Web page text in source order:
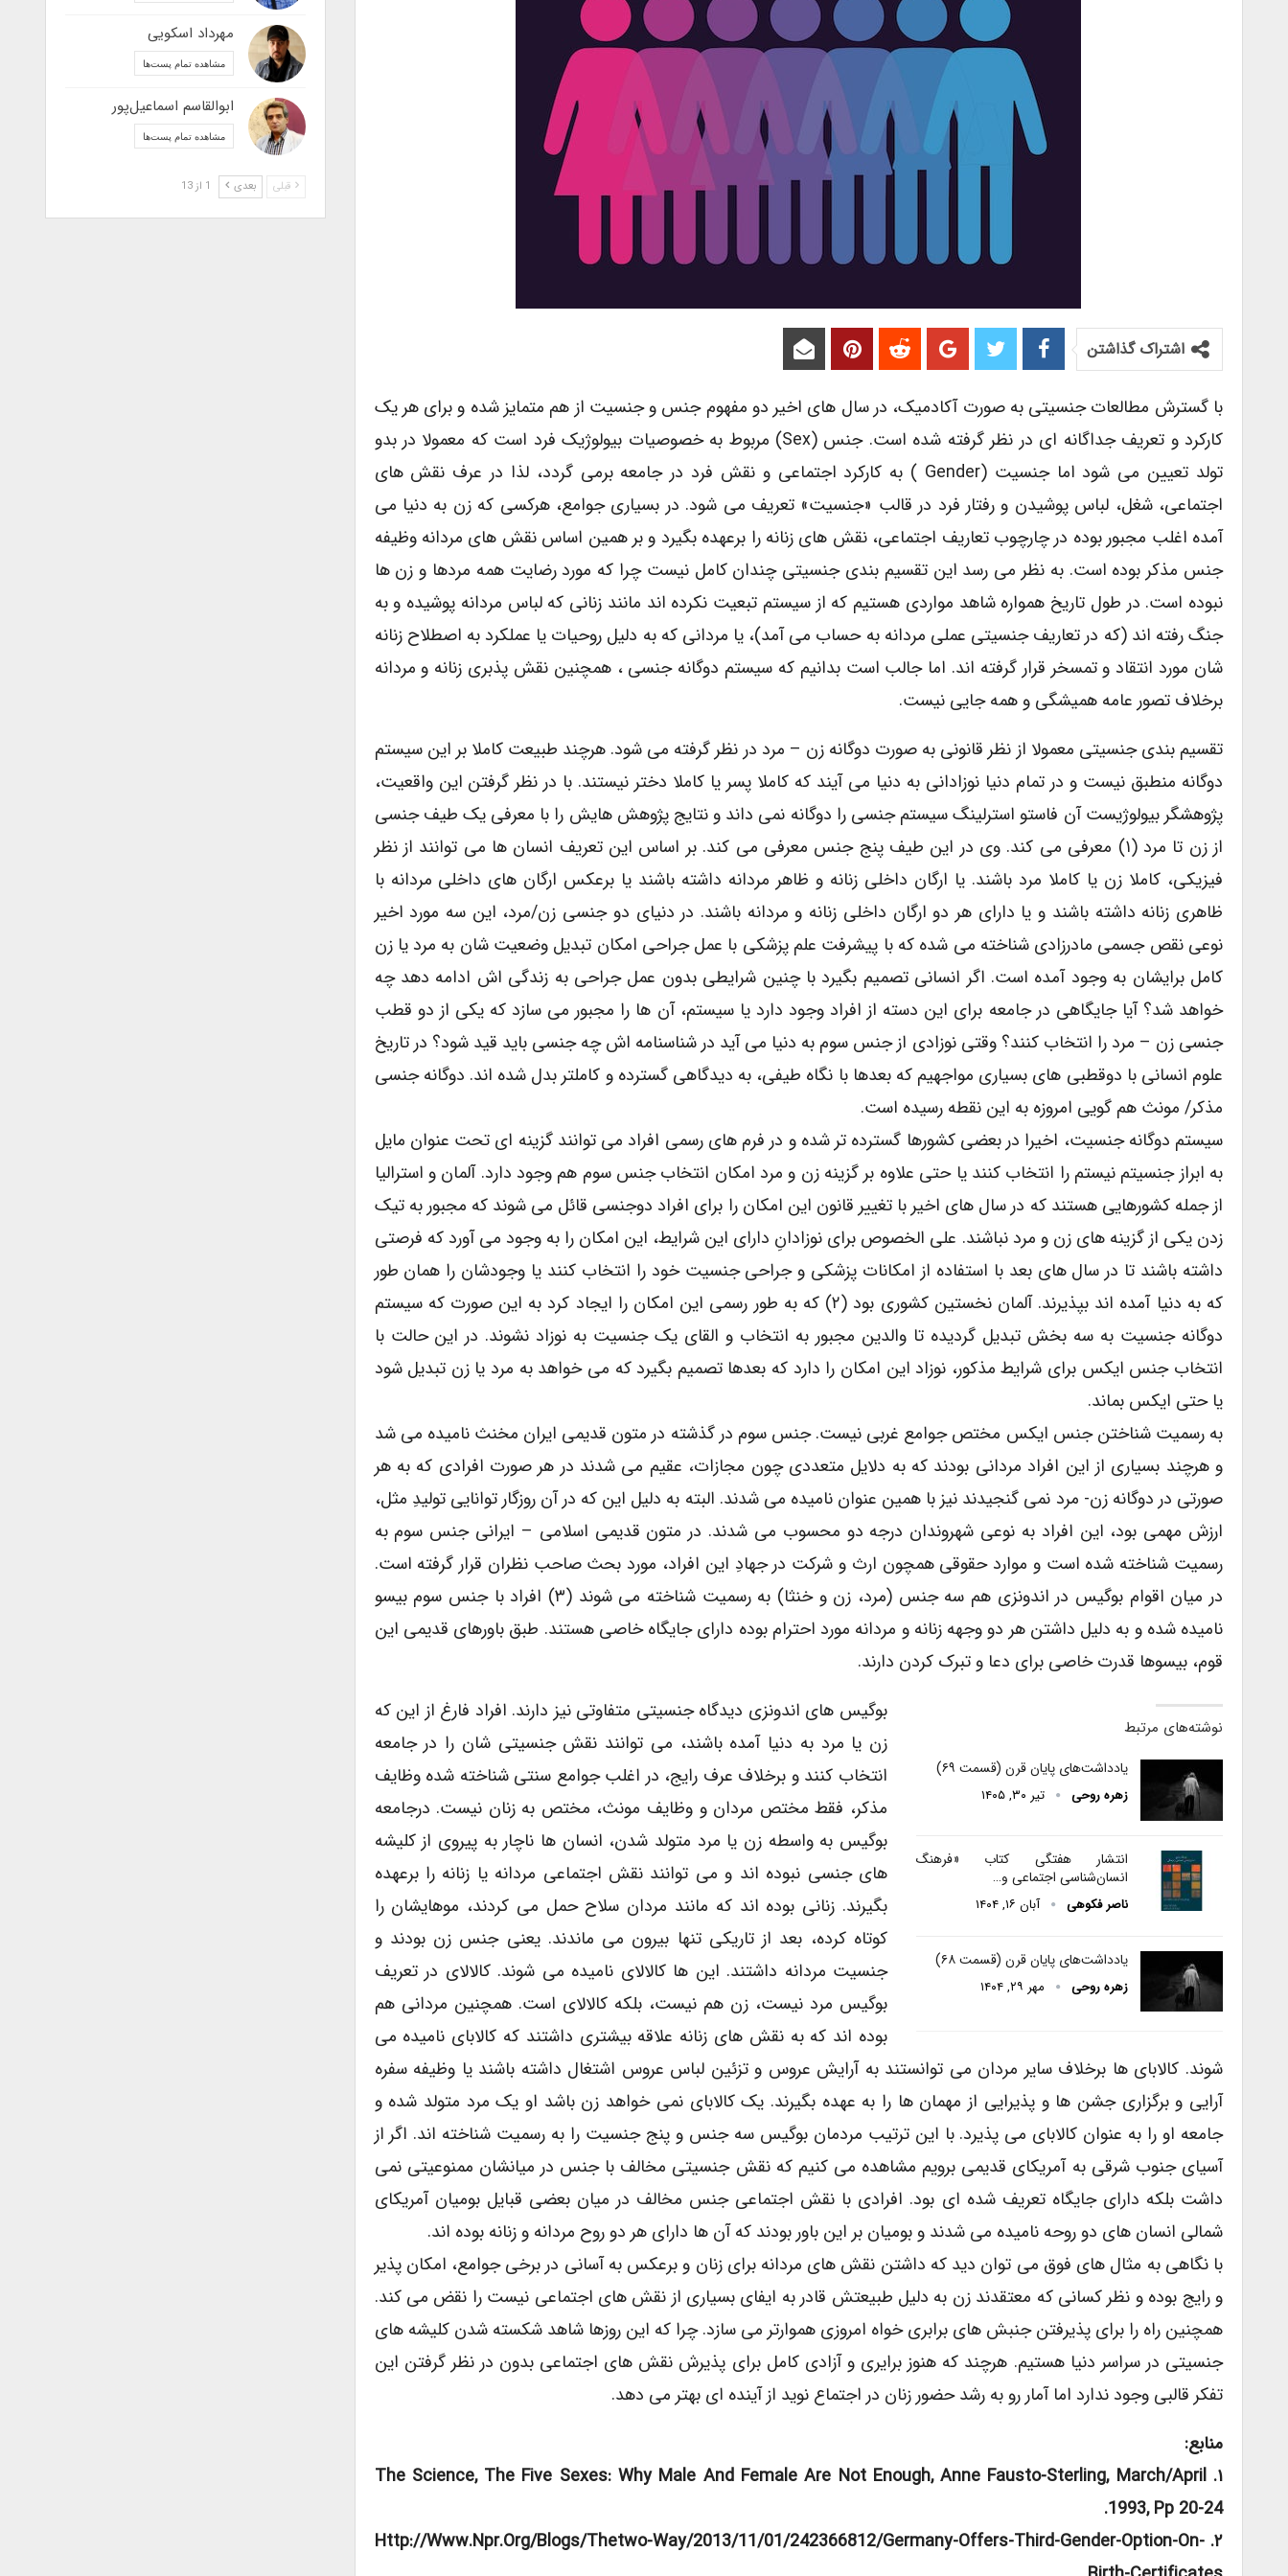
اشتراک گذاشتن
با گسترش مطالعات جنسیتی به صورت آکادمیک، در سال های اخیر دو مفهوم جنس و جنسیت از هم متمایز شده و برای هر یک
کارکرد و تعریف جداگانه ای در نظر گرفته شده است. جنس (Sex) مربوط به خصوصیات بیولوژیک فرد است که معمولا در بدو
تولد تعیین می شود اما جنسیت (Gender ) به کارکرد اجتماعی و نقش فرد در جامعه برمی گردد، لذا در عرف نقش های
اجتماعی، شغل، لباس پوشیدن و رفتار فرد در قالب «جنسیت» تعریف می شود. در بسیاری جوامع، هرکسی که زن به دنیا می
آمده اغلب مجبور بوده در چارچوب تعاریف اجتماعی، نقش های زنانه را برعهده بگیرد و بر همین اساس نقش های مردانه وظیفه
جنس مذکر بوده است. به نظر می رسد این تقسیم بندی جنسیتی چندان کامل نیست چرا که مورد رضایت همه مردها و زن ها
نبوده است. در طول تاریخ همواره شاهد مواردی هستیم که از سیستم تبعیت نکرده اند مانند زنانی که لباس مردانه پوشیده و به
جنگ رفته اند (که در تعاریف جنسیتی عملی مردانه به حساب می آمد)، یا مردانی که به دلیل روحیات یا عملکرد به اصطلاح زنانه
شان مورد انتقاد و تمسخر قرار گرفته اند. اما جالب است بدانیم که سیستم دوگانه جنسی ، همچنین نقش پذبری زنانه و مردانه
برخلاف تصور عامه همیشگی و همه جایی نیست.
تقسیم بندی جنسیتی معمولا از نظر قانونی به صورت دوگانه زن – مرد در نظر گرفته می شود. هرچند طبیعت کاملا بر این سیستم
دوگانه منطبق نیست و در تمام دنیا نوزادانی به دنیا می آیند که کاملا پسر یا کاملا دختر نیستند. با در نظر گرفتن این واقعیت،
پژوهشگر بیولوژیست آن فاستو استرلینگ سیستم جنسی را دوگانه نمی داند و نتایج پژوهش هایش را با معرفی یک طیف جنسی
از زن تا مرد (۱) معرفی می کند. وی در این طیف پنج جنس معرفی می کند. بر اساس این تعریف انسان ها می توانند از نظر
فیزیکی، کاملا زن یا کاملا مرد باشند. یا ارگان داخلی زنانه و ظاهر مردانه داشته باشند یا برعکس ارگان های داخلی مردانه با
ظاهری زنانه داشته باشند و یا دارای هر دو ارگان داخلی زنانه و مردانه باشند. در دنیای دو جنسی زن/مرد، این سه مورد اخیر
نوعی نقص جسمی مادرزادی شناخته می شده که با پیشرفت علم پزشکی با عمل جراحی امکان تبدیل وضعیت شان به مرد یا زن
کامل برایشان به وجود آمده است. اگر انسانی تصمیم بگیرد با چنین شرایطی بدون عمل جراحی به زندگی اش ادامه دهد چه
خواهد شد؟ آیا جایگاهی در جامعه برای این دسته از افراد وجود دارد یا سیستم، آن ها را مجبور می سازد که یکی از دو قطب
جنسی زن – مرد را انتخاب کنند؟ وقتی نوزادی از جنس سوم به دنیا می آید در شناسنامه اش چه جنسی باید قید شود؟ در تاریخ
علوم انسانی با دوقطبی های بسیاری مواجهیم که بعدها با نگاه طیفی، به دیدگاهی گسترده و کاملتر بدل شده اند. دوگانه جنسی
مذکر/ مونث هم گویی امروزه به این نقطه رسیده است.
سیستم دوگانه جنسیت، اخیرا در بعضی کشورها گسترده تر شده و در فرم های رسمی افراد می توانند گزینه ای تحت عنوان مایل
به ابراز جنسیتم نیستم را انتخاب کنند یا حتی علاوه بر گزینه زن و مرد امکان انتخاب جنس سوم هم وجود دارد. آلمان و استرالیا
از جمله کشورهایی هستند که در سال های اخیر با تغییر قانون این امکان را برای افراد دوجنسی قائل می شوند که مجبور به تیک
زدن یکی از گزینه های زن و مرد نباشند. علی الخصوص برای نوزادانِ دارای این شرایط، این امکان را به وجود می آورد که فرصتی
داشته باشند تا در سال های بعد با استفاده از امکانات پزشکی و جراحی جنسیت خود را انتخاب کنند یا وجودشان را همان طور
که به دنیا آمده اند بپذیرند. آلمان نخستین کشوری بود (۲) که به طور رسمی این امکان را ایجاد کرد به این صورت که سیستم
دوگانه جنسیت به سه بخش تبدیل گردیده تا والدین مجبور به انتخاب و القای یک جنسیت به نوزاد نشوند. در این حالت با
انتخاب جنس ایکس برای شرایط مذکور، نوزاد این امکان را دارد که بعدها تصمیم بگیرد که می خواهد به مرد یا زن تبدیل شود
یا حتی ایکس بماند.
به رسمیت شناختن جنس ایکس مختص جوامع غربی نیست. جنس سوم در گذشته در متون قدیمی ایران مخنث نامیده می شد
و هرچند بسیاری از این افراد مردانی بودند که به دلایل متعددی چون مجازات، عقیم می شدند در هر صورت افرادی که به هر
صورتی در دوگانه زن- مرد نمی گنجیدند نیز با همین عنوان نامیده می شدند. البته به دلیل این که در آن روزگار توانایی تولیدِ مثل،
ارزش مهمی بود، این افراد به نوعی شهروندان درجه دو محسوب می شدند. در متون قدیمی اسلامی – ایرانی جنس سوم به
رسمیت شناخته شده است و موارد حقوقی همچون ارث و شرکت در جهادِ این افراد، مورد بحث صاحب نظران قرار گرفته است.
در میان اقوام بوگیس در اندونزی هم سه جنس (مرد، زن و خنثا) به رسمیت شناخته می شوند (۳) افراد با جنس سوم بیسو
نامیده شده و به دلیل داشتن هر دو وجهه زنانه و مردانه مورد احترام بوده دارای جایگاه خاصی هستند. طبق باورهای قدیمی این
قوم، بیسوها قدرت خاصی برای دعا و تبرک کردن دارند.
نوشته‌های مرتبط
یادداشت‌های پایان قرن (قسمت ۶۹)
زهره روحی تیر ۳۰, ۱۴۰۵
انتشار هفتگی کتاب «فرهنگ
انسان‌شناسی اجتماعی و…
ناصر فکوهی آبان ۱۶, ۱۴۰۴
یادداشت‌های پایان قرن (قسمت ۶۸)
زهره روحی مهر ۲۹, ۱۴۰۴
بوگیس های اندونزی دیدگاه جنسیتی متفاوتی نیز دارند. افراد فارغ از این که
زن یا مرد به دنیا آمده باشند، می توانند نقش جنسیتی شان را در جامعه
انتخاب کنند و برخلاف عرف رایج، در اغلب جوامع سنتی شناخته شده وظایف
مذکر، فقط مختص مردان و وظایف مونث، مختص به زنان نیست. درجامعه
بوگیس به واسطه زن یا مرد متولد شدن، انسان ها ناچار به پیروی از کلیشه
های جنسی نبوده اند و می توانند نقش اجتماعی مردانه یا زنانه را برعهده
بگیرند. زنانی بوده اند که مانند مردان سلاح حمل می کردند، موهایشان را
کوتاه کرده، بعد از تاریکی تنها بیرون می ماندند. یعنی جنس زن بودند و
جنسیت مردانه داشتند. این ها کالالای نامیده می شوند. کالالای در تعریف
بوگیس مرد نیست، زن هم نیست، بلکه کالالای است. همچنین مردانی هم
بوده اند که به نقش های زنانه علاقه بیشتری داشتند که کالابای نامیده می
شوند. کالابای ها برخلاف سایر مردان می توانستند به آرایش عروس و تزئین لباس عروس اشتغال داشته باشند یا وظیفه سفره
آرایی و برگزاری جشن ها و پذیرایی از مهمان ها را به عهده بگیرند. یک کالابای نمی خواهد زن باشد او یک مرد متولد شده و
جامعه او را به عنوان کالابای می پذیرد. با این ترتیب مردمان بوگیس سه جنس و پنج جنسیت را به رسمیت شناخته اند. اگر از
آسیای جنوب شرقی به آمریکای قدیمی برویم مشاهده می کنیم که نقش جنسیتی مخالف با جنس در میانشان ممنوعیتی نمی
داشت بلکه دارای جایگاه تعریف شده ای بود. افرادی با نقش اجتماعی جنس مخالف در میان بعضی قبایل بومیان آمریکای
شمالی انسان های دو روحه نامیده می شدند و بومیان بر این باور بودند که آن ها دارای هر دو روح مردانه و زنانه بوده اند.
با نگاهی به مثال های فوق می توان دید که داشتن نقش های مردانه برای زنان و برعکس به آسانی در برخی جوامع، امکان پذیر
و رایج بوده و نظر کسانی که معتقدند زن به دلیل طبیعتش قادر به ایفای بسیاری از نقش های اجتماعی نیست را نقض می کند.
همچنین راه را برای پذیرفتن جنبش های برابری خواه امروزی هموارتر می سازد. چرا که این روزها شاهد شکسته شدن کلیشه های
جنسیتی در سراسر دنیا هستیم. هرچند که هنوز برایری و آزادی کامل برای پذیرش نقش های اجتماعی بدون در نظر گرفتن این
تفکر قالبی وجود ندارد اما آمار رو به رشد حضور زنان در اجتماع نوید از آینده ای بهتر می دهد.
منابع:
۱. The Science, The Five Sexes: Why Male And Female Are Not Enough, Anne Fausto-Sterling, March/April
1993, Pp 20-24.
۲. Http://www.npr.org/blogs/thetwo-Way/2013/11/01/242366812/germany-Offers-Third-Gender-Option-On-
مهرداد اسکویی
مشاهده تمام پست‌ها
ابوالقاسم اسماعیل‌پور
مشاهده تمام پست‌ها
قبلی بعدی 1 از 13